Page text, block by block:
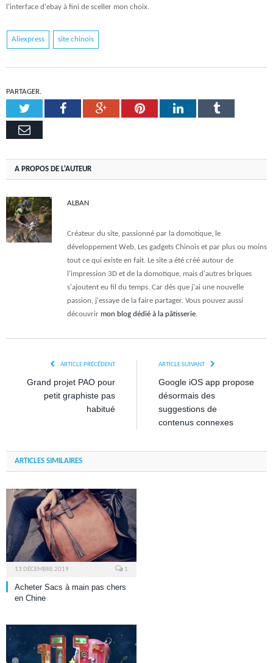
l'interface d'ebay à fini de sceller mon choix.
Aliexpress site chinois
PARTAGER.
TwitterFacebookGoogle+PinterestLinkedInTumblr
Email
A PROPOS DE L'AUTEUR
ALBAN
Créateur du site, passionné par la domotique, le
développement Web, Les gadgets Chinois et par plus ou moins
tout ce qui existe en fait. Le site a été créé autour de
l'impression 3D et de la domotique, mais d'autres briques
s'ajoutent eu fil du temps. Car dès que j'ai une nouvelle
passion, j'essaye de la faire partager. Vous pouvez aussi
découvrir mon blog dédié à la pâtisserie.
ARTICLE PRÉCÉDENT
Grand projet PAO pour
petit graphiste pas
habitué
ARTICLE SUIVANT
Google iOS app propose
désormais des
suggestions de
contenus connexes
ARTICLES SIMILAIRES
13 DÉCEMBRE 2019 1
Acheter Sacs à main pas chers
en Chine